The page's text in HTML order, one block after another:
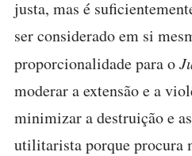
justa, mas é
ser considerado em si
proporcionalidade para o
moderar a extensão e a
minimizar a destruição e
utilitarista porque